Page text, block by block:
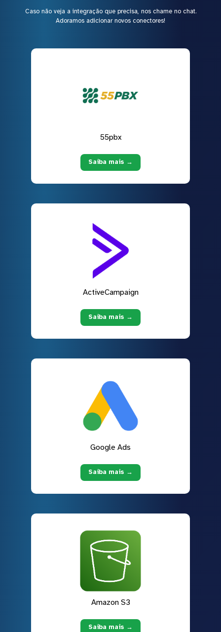
Caso não veja a integração que precisa, nos chame no chat.
Adoramos adicionar novos conectores!
55pbx
Saiba mais →
ActiveCampaign
Saiba mais →
Google Ads
Saiba mais →
Amazon S3
Saiba mais →